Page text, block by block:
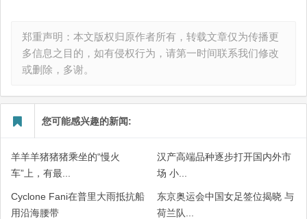
郑重声明：本文版权归原作者所有，转载文章仅为传播更
多信息之目的，如有侵权行为，请第一时间联系我们修改
或删除，多谢。
您可能感兴趣的新闻:
羊羊羊猪猪猪乘坐的“慢火
车”上，有最...
汉产高端品种逐步打开国内外市
场 小...
Cyclone Fani在普里大雨抵抗船
用沿海腰带
东京奥运会中国女足签位揭晓 与
荷兰队...